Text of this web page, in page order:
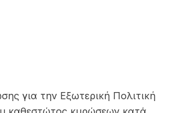
για την Εξωτερική Πολιτική